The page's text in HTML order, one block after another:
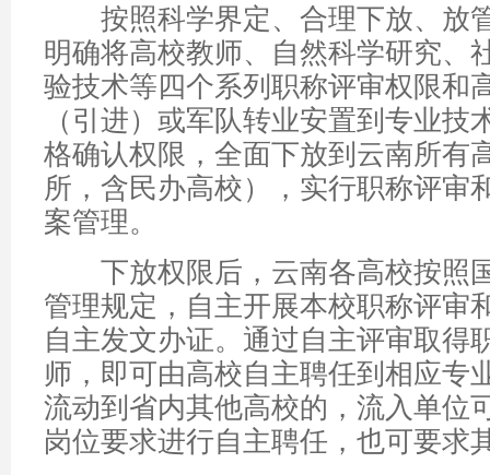
按照科学界定、合理下放、放
明确将高校教师、自然科学研究、
验技术等四个系列职称评审权限和
（引进）或军队转业安置到专业技
格确认权限，全面下放到云南所有
所，含民办高校），实行职称评审
案管理。
下放权限后，云南各高校按照
管理规定，自主开展本校职称评审
自主发文办证。通过自主评审取得
师，即可由高校自主聘任到相应专
流动到省内其他高校的，流入单位
岗位要求进行自主聘任，也可要求